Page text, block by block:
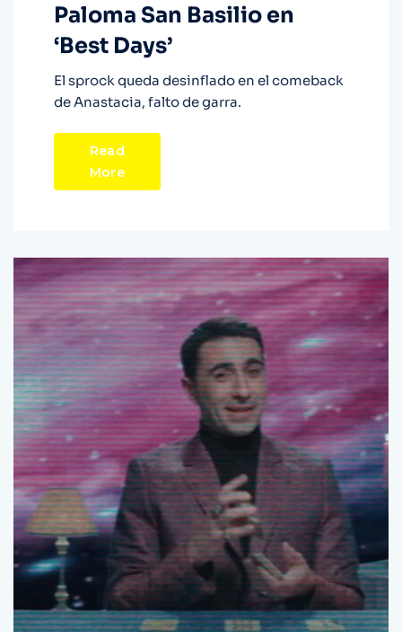
Paloma San Basilio en
‘Best Days’
El sprock queda desinflado en el comeback
de Anastacia, falto de garra.
Read
More